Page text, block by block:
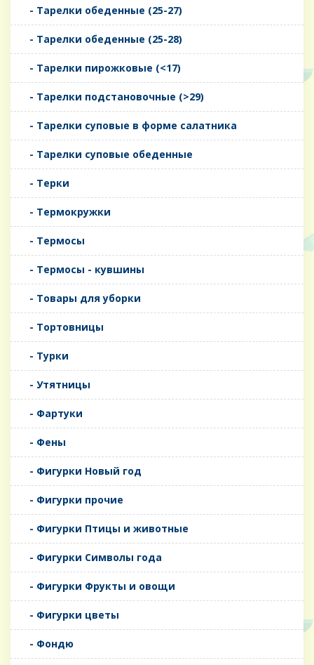
- Тарелки обеденные (25-27)
- Тарелки обеденные (25-28)
- Тарелки пирожковые (<17)
- Тарелки подстановочные (>29)
- Тарелки суповые в форме салатника
- Тарелки суповые обеденные
- Терки
- Термокружки
- Термосы
- Термосы - кувшины
- Товары для уборки
- Тортовницы
- Турки
- Утятницы
- Фартуки
- Фены
- Фигурки Новый год
- Фигурки прочие
- Фигурки Птицы и животные
- Фигурки Символы года
- Фигурки Фрукты и овощи
- Фигурки цветы
- Фондю